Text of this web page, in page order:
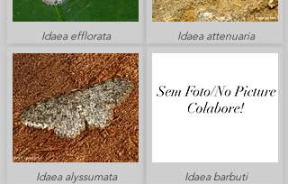
Idaea efflorata
Idaea alyssumata
Idaea attenuaria
Idaea barbuti